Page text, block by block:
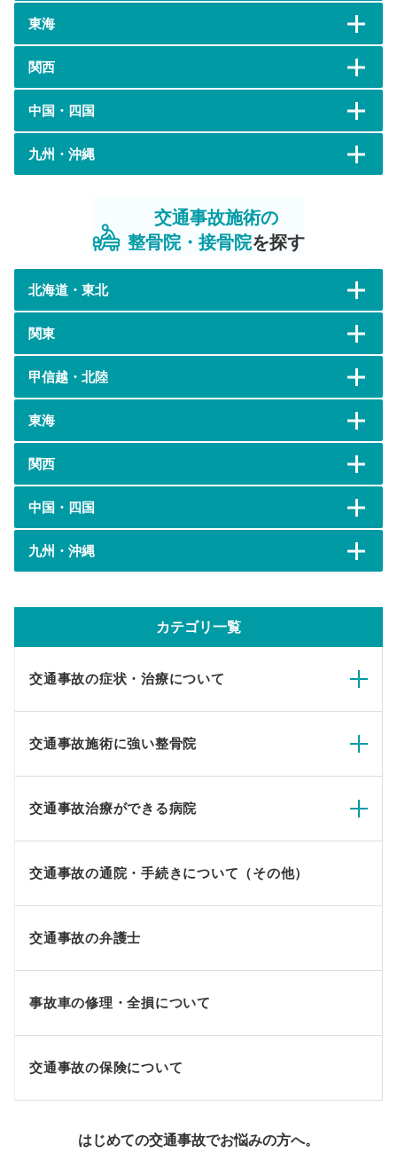
東海
関西
中国・四国
九州・沖縄
交通事故施術の
整骨院・接骨院を探す
北海道・東北
関東
甲信越・北陸
東海
関西
中国・四国
九州・沖縄
カテゴリ一覧
交通事故の症状・治療について
交通事故施術に強い整骨院
交通事故治療ができる病院
交通事故の通院・手続きについて（その他）
交通事故の弁護士
事故車の修理・全損について
交通事故の保険について
はじめての交通事故でお悩みの方へ。